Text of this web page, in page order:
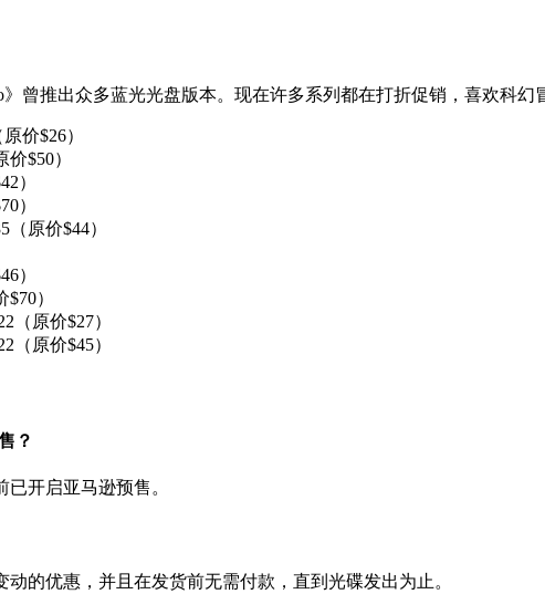
曾推出众多蓝光光盘版本。现在许多系列都在打折促销，喜欢科幻
价$26）
$50）
）
）
原价$44）
）
）
（原价$27）
（原价$45）
？
开启亚马逊预售。
的优惠，并且在发货前无需付款，直到光碟发出为止。